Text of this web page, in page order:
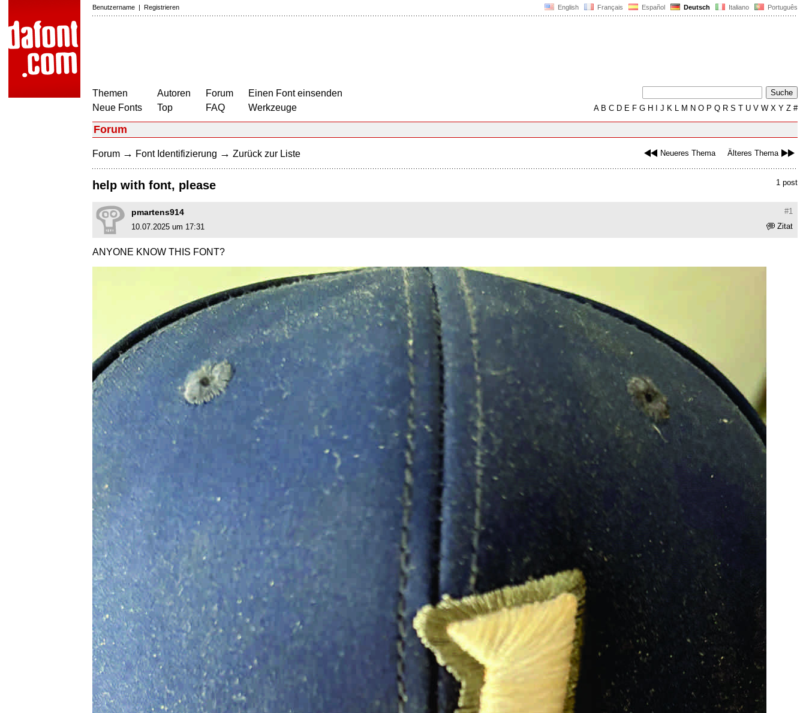
English Français Español Deutsch Italiano Português
Benutzername | Registrieren
Themen
Neue Fonts
Autoren
Top
Forum
FAQ
Einen Font einsenden
Werkzeuge
AB C D E F G H J K L M N O P Q R S T U V W X Y Z #
Forum
Neueres Thema Älteres Thema
Forum → Font Identifizierung → Zurück zur Liste
1 post
help with font, please
#1
pmartens914
Zitat
10.07.2025 um 17:31
ANYONE KNOW THIS FONT?